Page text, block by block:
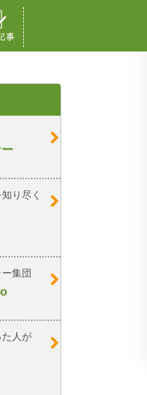
り尽く
集団
人が